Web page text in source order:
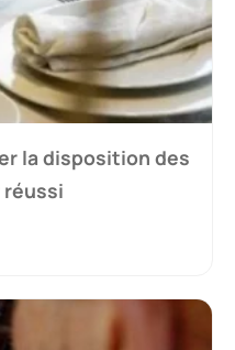
la disposition des